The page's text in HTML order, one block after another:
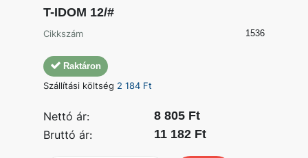
T-IDOM 12/#
Cikkszám 1536
Raktáron
Szállítási költség 2 184 Ft
Nettó ár:
8 805 Ft
Bruttó ár:
11 182 Ft